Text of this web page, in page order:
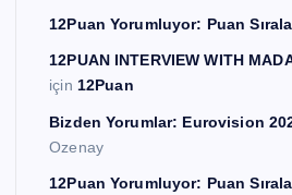
12Puan Yorumluyor: Puan
12PUAN INTERVIEW WITH
için 12Puan
Bizden Yorumlar: Eurovision
Ozenay
12Puan Yorumluyor: Puan